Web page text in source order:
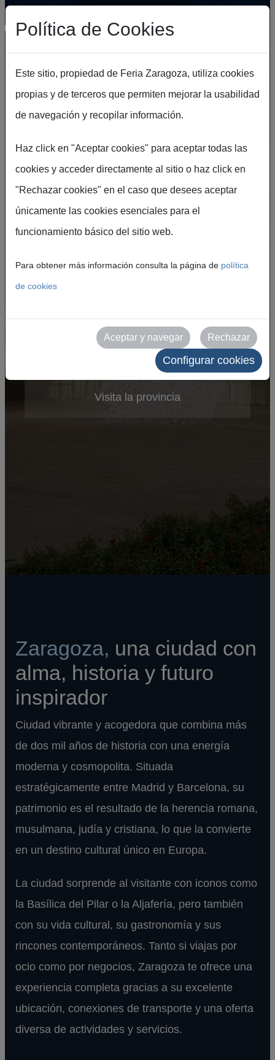
Pasar al contenido principal
Destino Zaragoza:
ciudad de cultura y
encuentros
hospitalidad se encuentran.
Visita Aragón
Visita la provincia
Zaragoza, una ciudad con
alma, historia y futuro
inspirador
Ciudad vibrante y acogedora que combina más
de dos mil años de historia con una energía
moderna y cosmopolita. Situada
estratégicamente entre Madrid y Barcelona, su
patrimonio es el resultado de la herencia romana,
musulmana, judía y cristiana, lo que la convierte
en un destino cultural único en Europa.
La ciudad sorprende al visitante con iconos como
la Basílica del Pilar o la Aljafería, pero también
con su vida cultural, su gastronomía y sus
rincones contemporáneos. Tanto si viajas por
ocio como por negocios, Zaragoza te ofrece una
experiencia completa gracias a su excelente
ubicación, conexiones de transporte y una oferta
diversa de actividades y servicios.
Política de Cookies
Este sitio, propiedad de Feria Zaragoza, utiliza cookies
propias y de terceros que permiten mejorar la usabilidad
de navegación y recopilar información.
Haz click en "Aceptar cookies" para aceptar todas las
cookies y acceder directamente al sitio o haz click en
"Rechazar cookies" en el caso que desees aceptar
únicamente las cookies esenciales para el
funcionamiento básico del sitio web.
Para obtener más información consulta la página de política
de cookies
Aceptar y navegar Rechazar
Configurar cookies